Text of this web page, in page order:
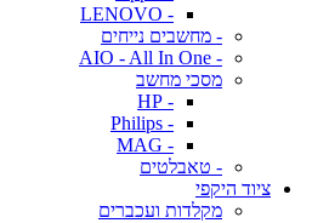
- LENOVO
- מחשבים נייחים
- AIO - All In One
מסכי מחשב
- HP
- Philips
- MAG
- טאבלטים
ציוד היקפי
מקלדות ועכברים